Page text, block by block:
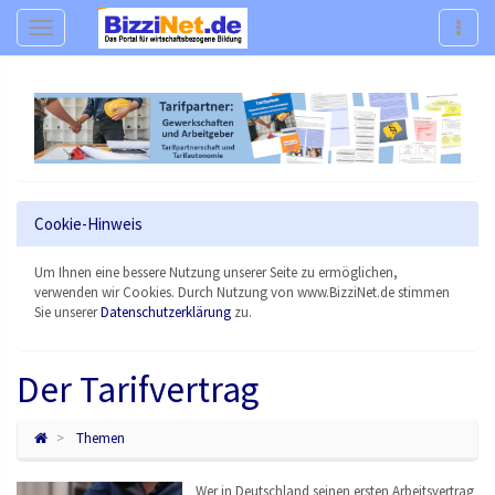
Navigation
Cookie-Hinweis
Um Ihnen eine bessere Nutzung unserer Seite zu ermöglichen,
verwenden wir Cookies. Durch Nutzung von www.BizziNet.de stimmen
Sie unsererDatenschutzerklärung zu.
Der Tarifvertrag
Themen